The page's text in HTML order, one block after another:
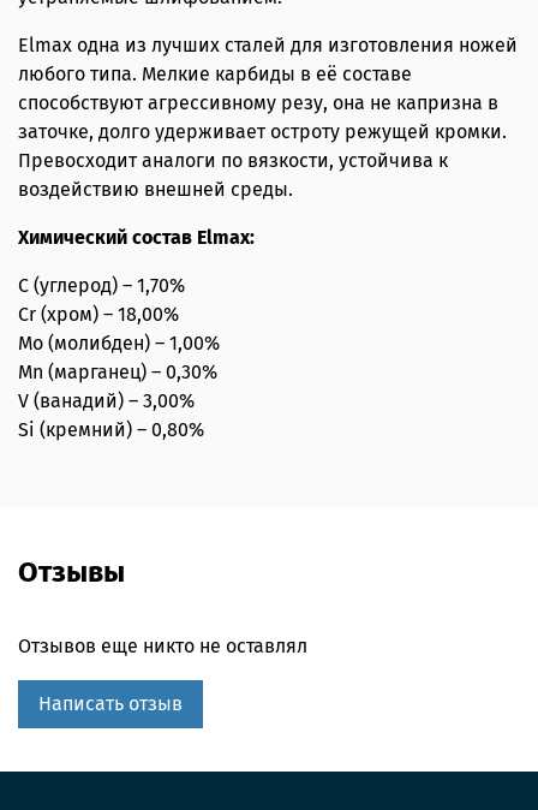
Elmax одна из лучших сталей для изготовления ножей
любого типа. Мелкие карбиды в её составе
способствуют агрессивному резу, она не капризна в
заточке, долго удерживает остроту режущей кромки.
Превосходит аналоги по вязкости, устойчива к
воздействию внешней среды.
Химический состав Elmax:
C (углерод) – 1,70%
Cr (хром) – 18,00%
Mo (молибден) – 1,00%
Mn (марганец) – 0,30%
V (ванадий) – 3,00%
Si (кремний) – 0,80%
Отзывы
Отзывов еще никто не оставлял
Написать отзыв